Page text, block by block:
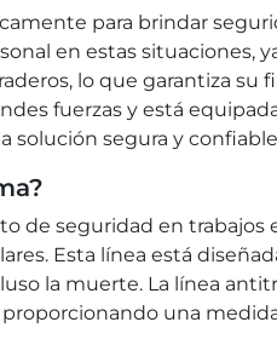
para brindar
en estas situaciones,
lo que garantiza
fuerzas y está
solución segura y
de seguridad en
Esta línea está
la muerte. La línea
una